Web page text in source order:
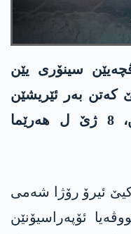
سینۆری یێن
كه‌تن به‌ر ئێریشێن
ده‌وله‌تا ترك و هاتن كوشتن، 8 ژێ ل هه‌رێما
ئیرۆ رۆژا شه‌می
ئۆپه‌راسیۆنێن